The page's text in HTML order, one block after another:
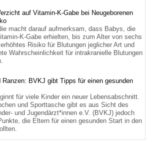
auf Vitamin-K-Gabe bei Neugeborenen
macht darauf aufmerksam, dass Babys, die
K-Gabe erhielten, bis zum Alter von sechs
Risiko für Blutungen jeglicher Art und
Wahrscheinlichkeit für intrakranielle Blutungen
Ranzen: BVKJ gibt Tipps für einen gesunden
für viele Kinder ein neuer Lebensabschnitt.
und Sporttasche gibt es aus Sicht des
und Jugendärzt*innen e.V. (BVKJ) jedoch
die Eltern für einen gesunden Start in den